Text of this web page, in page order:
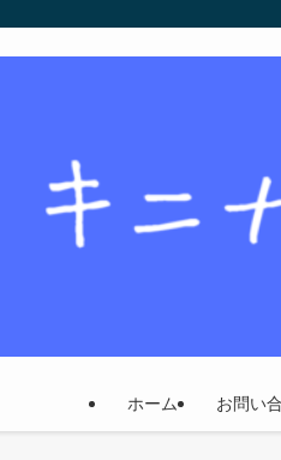
ホーム お問い